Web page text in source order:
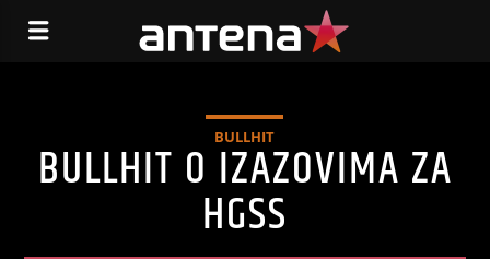
BULLHIT
BULLHIT O IZAZOVIMA ZA
HGSS